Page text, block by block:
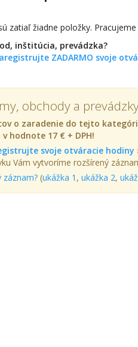
zatiaľ žiadne položky.
inštitúcia, prevádzka?
ZADARMO svoje
obchody a
o zaradenie do tejto
hodnote 17 € + DPH!
svoje otváracie hodiny
Vám vytvoríme rozšírený
záznam? (ukážka 1 ,ukážka 2,